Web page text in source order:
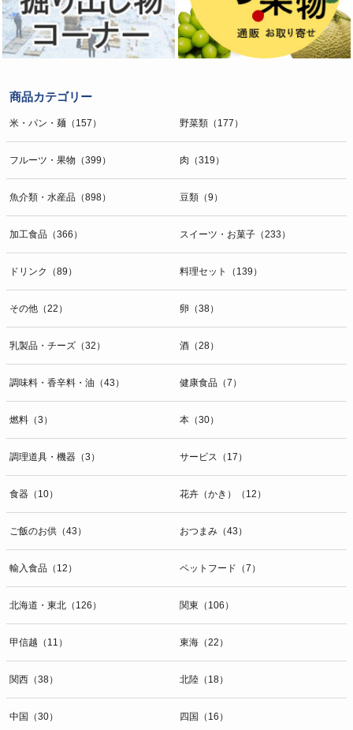
商品カテゴリー
米・パン・麺（157） 野菜類（177）
フルーツ・果物（399） 肉（319）
魚介類・水産品（898） 豆類（9）
加工食品（366） スイーツ・お菓子（233）
ドリンク（89） 料理セット（139）
その他（22） 卵（38）
乳製品・チーズ（32） 酒（28）
調味料・香辛料・油（43） 健康食品（7）
燃料（3） 本（30）
調理道具・機器（3） サービス（17）
食器（10） 花卉（かき）（12）
ご飯のお供（43） おつまみ（43）
輸入食品（12） ペットフード（7）
北海道・東北（126） 関東（106）
甲信越（11） 東海（22）
関西（38） 北陸（18）
中国（30） 四国（16）